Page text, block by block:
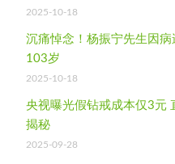
2025-10-18
沉痛悼念！杨振宁先生因病
103岁
2025-10-18
央视曝光假钻戒成本仅3元
揭秘
2025-09-28